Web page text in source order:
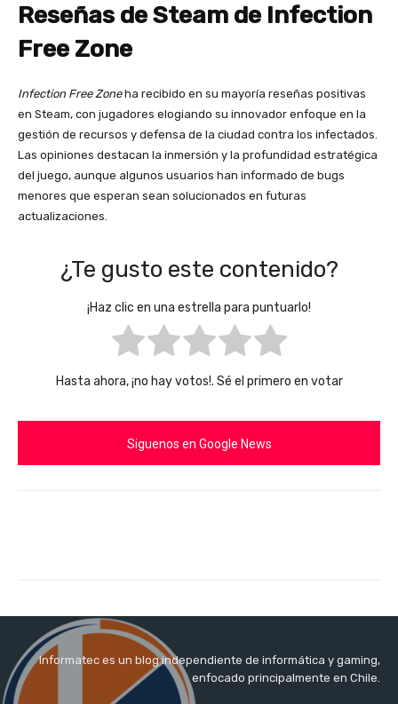
Reseñas de Steam de Infection
Free Zone
Infection Free Zoneha recibido en su mayoría reseñas positivas
en Steam, con jugadores elogiando su innovador enfoque en la
gestión de recursos y defensa de la ciudad contra los infectados.
Las opiniones destacan la inmersión y la profundidad estratégica
del juego, aunque algunos usuarios han informado de bugs
menores que esperan sean solucionados en futuras
actualizaciones.
¿Te gusto este contenido?
¡Haz clic en una estrella para puntuarlo!
Hasta ahora, ¡no hay votos!. Sé el primero en votar
Siguenos en Google News
Informatec es un blog independiente de informática y gaming,
enfocado principalmente en Chile.